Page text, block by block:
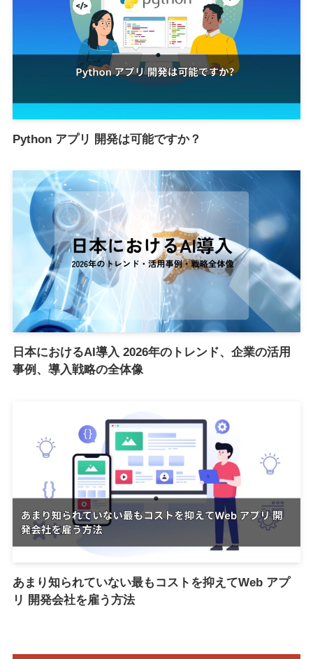
Python アプリ 開発は可能ですか？
日本におけるAI導入 2026年のトレンド、企業の活用
事例、導入戦略の全体像
あまり知られていない最もコストを抑えてWeb アプ
リ 開発会社を雇う方法